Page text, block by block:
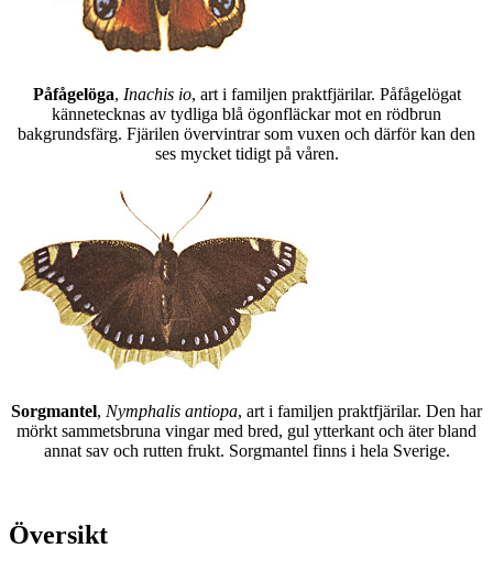
Påfågelöga, Inachis io, art i familjen praktfjärilar. Påfågelögat
kännetecknas av tydliga blå ögonfläckar mot en rödbrun
bakgrundsfärg. Fjärilen övervintrar som vuxen och därför kan den
ses mycket tidigt på våren.
Sorgmantel, Nymphalis antiopa, art i familjen praktfjärilar. Den har
mörkt sammetsbruna vingar med bred, gul ytterkant och äter bland
annat sav och rutten frukt. Sorgmantel finns i hela Sverige.
Översikt